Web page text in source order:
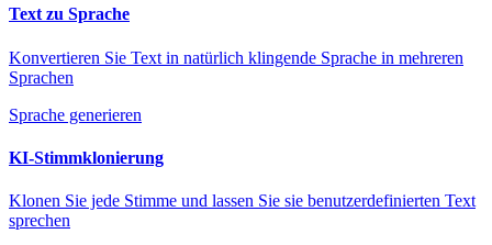
Text zu Sprache
Konvertieren Sie Text in natürlich klingende Sprache in mehreren
Sprachen
Sprache generieren
KI-Stimmklonierung
Klonen Sie jede Stimme und lassen Sie sie benutzerdefinierten Text
sprechen